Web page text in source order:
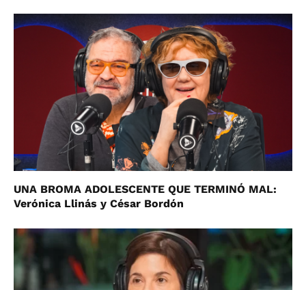
UNA BROMA ADOLESCENTE QUE TERMINÓ MAL:
Verónica Llinás y César Bordón